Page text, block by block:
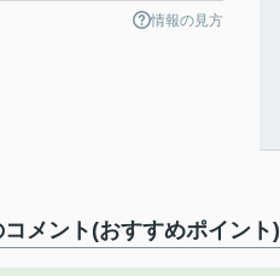
情報の見方
メント(おすすめポイント)